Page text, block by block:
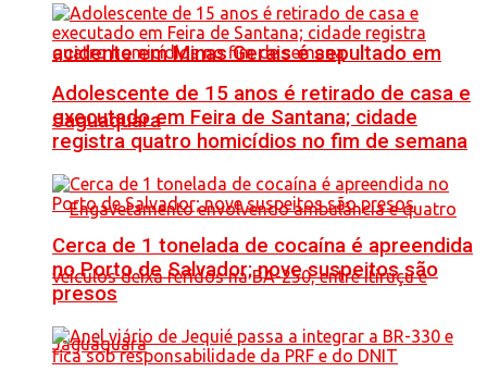
acidente em Minas Gerais é sepultado em
Jaguaquara
Adolescente de 15 anos é retirado de casa e
executado em Feira de Santana; cidade
registra quatro homicídios no fim de semana
Cerca de 1 tonelada de cocaína é apreendida
no Porto de Salvador; nove suspeitos são
presos